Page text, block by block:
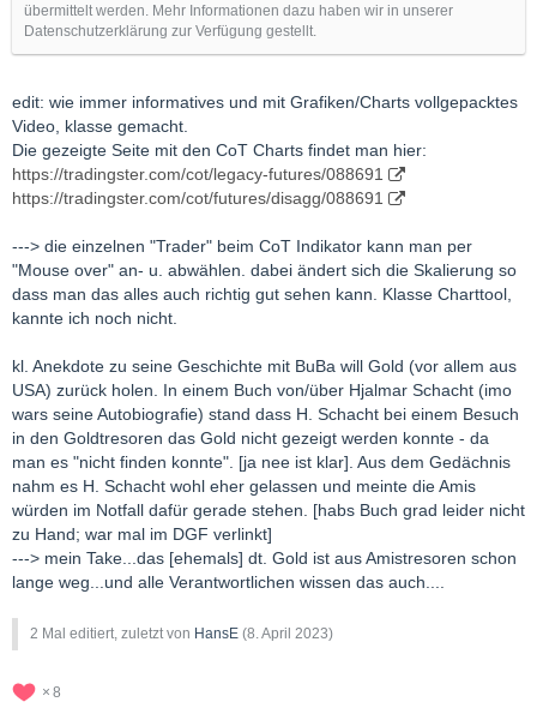
übermittelt werden. Mehr Informationen dazu haben wir in unserer
Datenschutzerklärung zur Verfügung gestellt.
edit: wie immer informatives und mit Grafiken/Charts vollgepacktes
Video, klasse gemacht.
Die gezeigte Seite mit den CoT Charts findet man hier:
https://tradingster.com/cot/legacy-futures/088691
https://tradingster.com/cot/futures/disagg/088691
---> die einzelnen "Trader" beim CoT Indikator kann man per
"Mouse over" an- u. abwählen. dabei ändert sich die Skalierung so
dass man das alles auch richtig gut sehen kann. Klasse Charttool,
kannte ich noch nicht.
kl. Anekdote zu seine Geschichte mit BuBa will Gold (vor allem aus
USA) zurück holen. In einem Buch von/über Hjalmar Schacht (imo
wars seine Autobiografie) stand dass H. Schacht bei einem Besuch
in den Goldtresoren das Gold nicht gezeigt werden konnte - da
man es "nicht finden konnte". [ja nee ist klar]. Aus dem Gedächnis
nahm es H. Schacht wohl eher gelassen und meinte die Amis
würden im Notfall dafür gerade stehen. [habs Buch grad leider nicht
zu Hand; war mal im DGF verlinkt]
---> mein Take...das [ehemals] dt. Gold ist aus Amistresoren schon
lange weg...und alle Verantwortlichen wissen das auch....
2 Mal editiert, zuletzt von HansE (8. April 2023)
8